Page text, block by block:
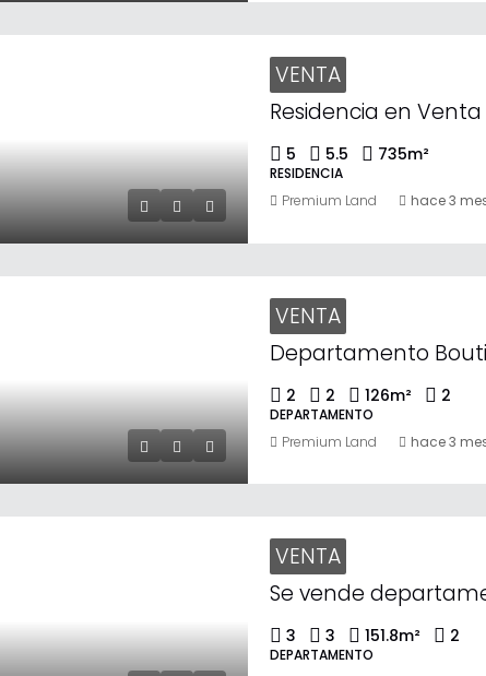
VENTA
5 5.5 735m²
RESIDENCIA
Premium Land hace 3
VENTA
2 2 126m² 2
DEPARTAMENTO
Premium Land hace 3
VENTA
3 3 151.8m² 2
DEPARTAMENTO